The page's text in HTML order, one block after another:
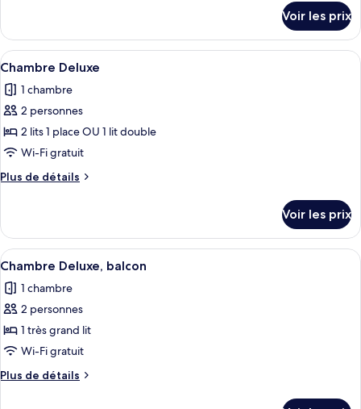
Chambre
Supérieure,
balcon
le
type
de
Chambre
Supérieure,
Voir les prix
Afficher
toutes
les
photos
pour
ce
type
de
Chambre
Deluxe
Une chambre d’hôtel moderne
10
Chambre Deluxe
1 chambre
2 personnes
2 lits 1 place OU 1 lit double
Wi-Fi gratuit
Plus de détails
Plus
le
type
de
Chambre
Deluxe
Voir les prix
Afficher
toutes
les
photos
pour
ce
type
de
Une chambre d’hôtel moderne avec
11
Chambre Deluxe, balcon
1 chambre
2 personnes
1 très grand lit
Wi-Fi gratuit
Plus de détails
Plus